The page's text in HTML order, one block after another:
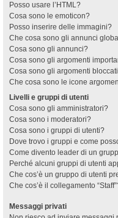
Posso usare l’HTML?
Cosa sono le emoticon?
Posso inserire delle immagini?
Che cosa sono gli annunci
Cosa sono gli annunci?
Cosa sono gli argomenti
Cosa sono gli argomenti
Che cosa sono le icone
Livelli e gruppi di utenti
Cosa sono gli amministratori?
Cosa sono i moderatori?
Cosa sono i gruppi di utenti?
Dove trovo i gruppi e come
Come divento leader di un
Perché alcuni gruppi di utenti
Che cos’è un gruppo di utenti
Che cos’è il collegamento
Messaggi privati